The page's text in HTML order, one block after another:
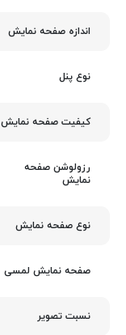
اندازه صفحه نمایش
نوع پنل
کیفیت صفحه نمایش
رزولوشن صفحه
نمایش
نوع صفحه نمایش
صفحه نمایش لمسی
نسبت تصویر